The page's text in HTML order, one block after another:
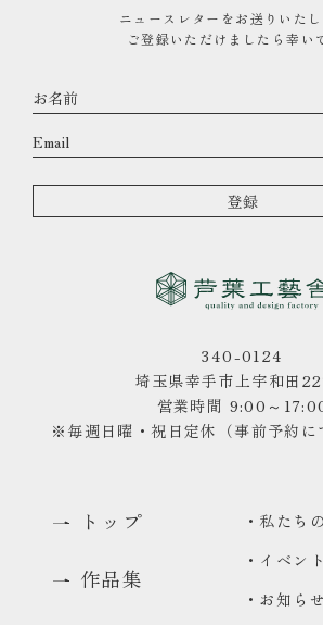
ニュースレターをお送りいたし
ご登録いただけましたら幸い
340-0124
埼玉県幸手市上宇和田
営業時間 9:00～
※毎週日曜・祝日定休（事前予約に
トップ
作品集
・私たち
・イベント
・お知らせ